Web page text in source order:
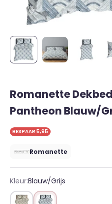
Romanette
Pantheon Blauw/
BESPAAR 5,95
Romanette
Kleur:Blauw/Grijs
Beige/GrijsBlauw/Grijs